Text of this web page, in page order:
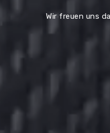
Wir freuen uns